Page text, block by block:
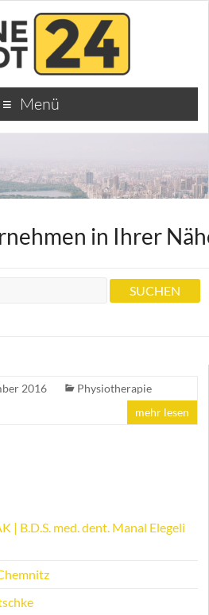
Menü
in Ihrer
2016
Physiotherapie
mehr lesen
| B.D.S. med. dent. Manal Elegeli